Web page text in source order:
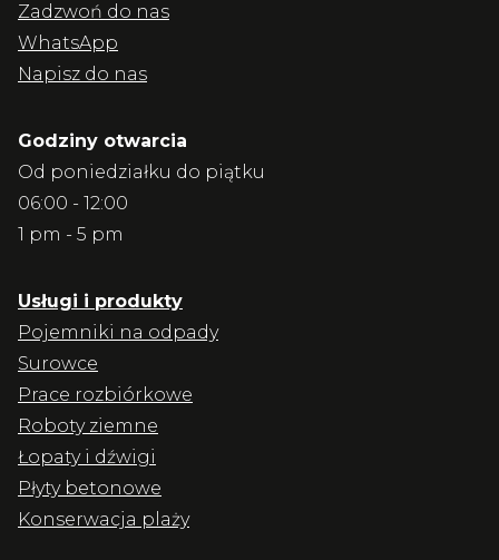
Zadzwoń do nas
WhatsApp
Napisz do nas
Godziny otwarcia
Od poniedziałku do piątku
06:00 - 12:00
1 pm - 5 pm
Usługi i produkty
Pojemniki na odpady
Surowce
Prace rozbiórkowe
Roboty ziemne
Łopaty i dźwigi
Płyty betonowe
Konserwacja plaży